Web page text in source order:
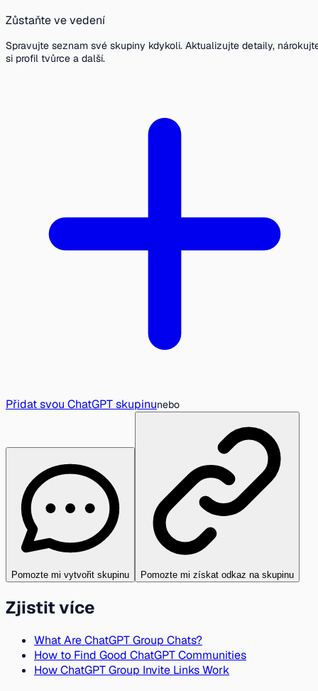
Zůstaňte ve vedení
Spravujte seznam své skupiny kdykoli. Aktualizujte detaily,
si profil tvůrce a další.
Přidat svou ChatGPT skupinunebo
Pomozte mi vytvořit skupinu Pomozte mi získat odkaz na skupinu
Zjistit více
What Are ChatGPT Group Chats?
How to Find Good ChatGPT Communities
How ChatGPT Group Invite Links Work